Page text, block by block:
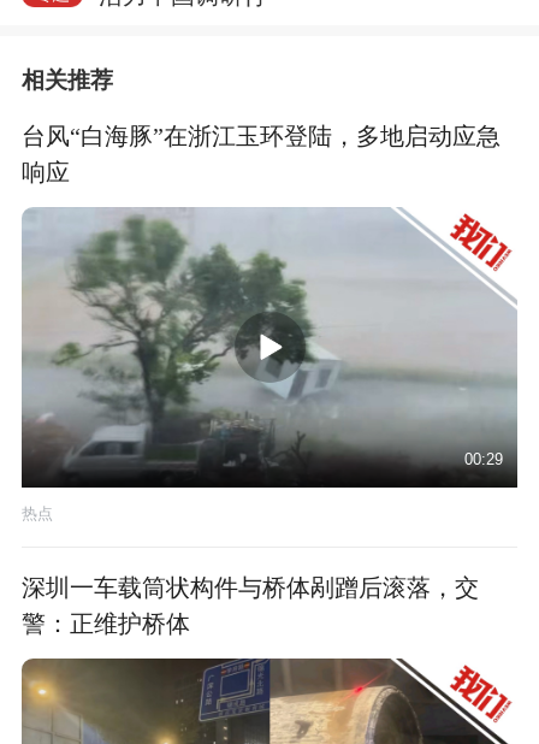
相关推荐
台风“白海豚”在浙江玉环登陆，多地启动应急
响应
00:29
热点
深圳一车载筒状构件与桥体剐蹭后滚落，交
警：正维护桥体